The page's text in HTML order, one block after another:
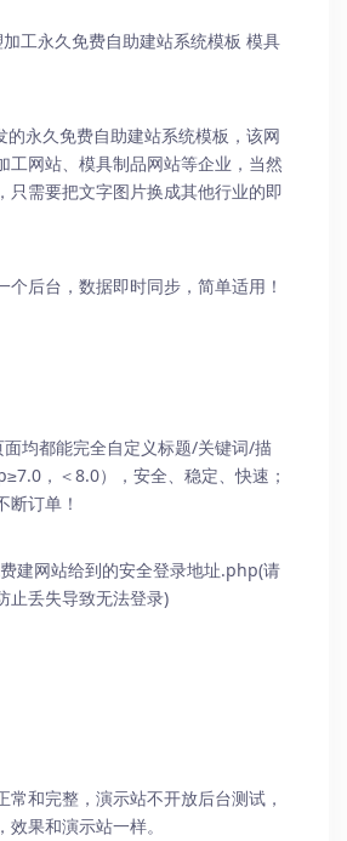
工永久免费自助建站系统模板 模具
的永久免费自助建站系统模板，该网
工网站、模具制品网站等企业，当然
只需要把文字图片换成其他行业的即
个后台，数据即时同步，简单适用！
均都能完全自定义标题/关键词/描
，＜8.0），安全、稳定、快速；
断订单！
建网站给到的安全登录地址.php(请
止丢失导致无法登录)
常和完整，演示站不开放后台测试，
果和演示站一样。